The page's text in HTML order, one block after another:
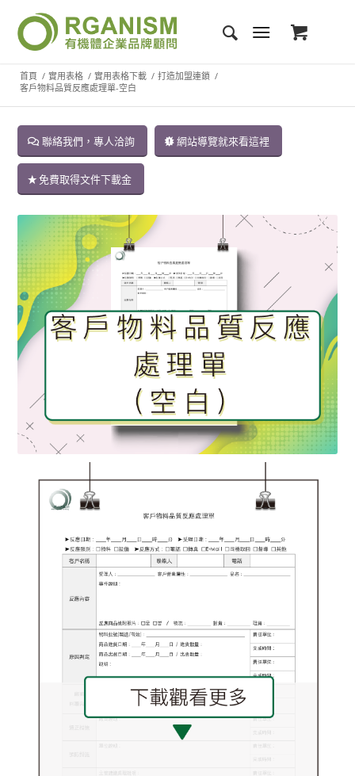
首頁 / 實用表格 / 實用表格下載 / 打造加盟連鎖 /
客戶物料品質反應處理單-空白
聯絡我們，專人洽詢 網站導覽就來看這裡
免費取得文件下載金